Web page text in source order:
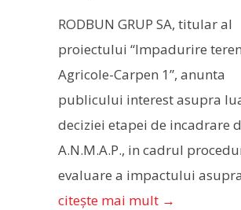
RODBUN GRUP SA, titular al
proiectului “Impadurire
Agricole-Carpen 1”, anunta
publicului interest asupra
deciziei etapei de incadrare
A.N.M.A.P., in cadrul
evaluare a impactului
citește mai mult →